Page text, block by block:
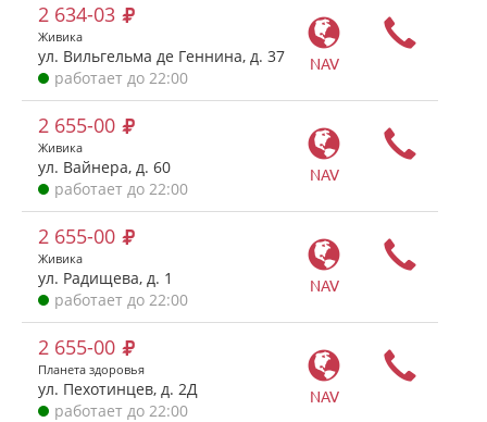
NAV
2 634-03
Живика
ул. Вильгельма де Геннина, д. 37
работает до 22:00
NAV
2 655-00
Живика
ул. Вайнера, д. 60
работает до 22:00
NAV
2 655-00
Живика
ул. Радищева, д. 1
работает до 22:00
NAV
2 655-00
Планета здоровья
ул. Пехотинцев, д. 2Д
работает до 22:00